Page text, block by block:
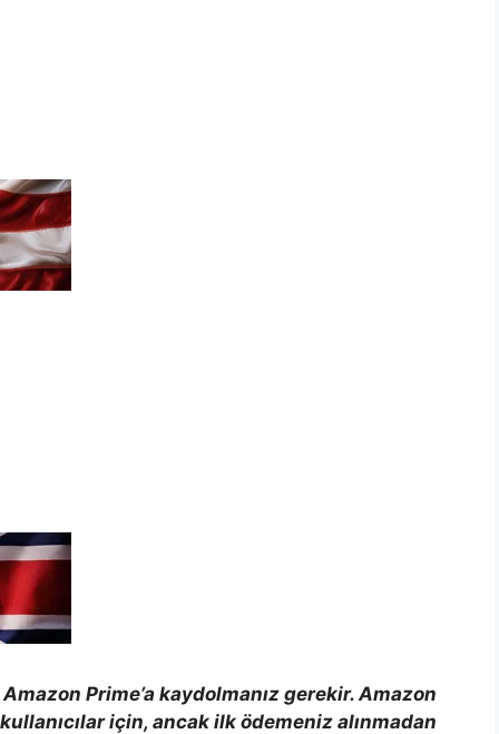
Prime’a kaydolmanız gerekir. Amazon
için, ancak ilk ödemeniz alınmadan